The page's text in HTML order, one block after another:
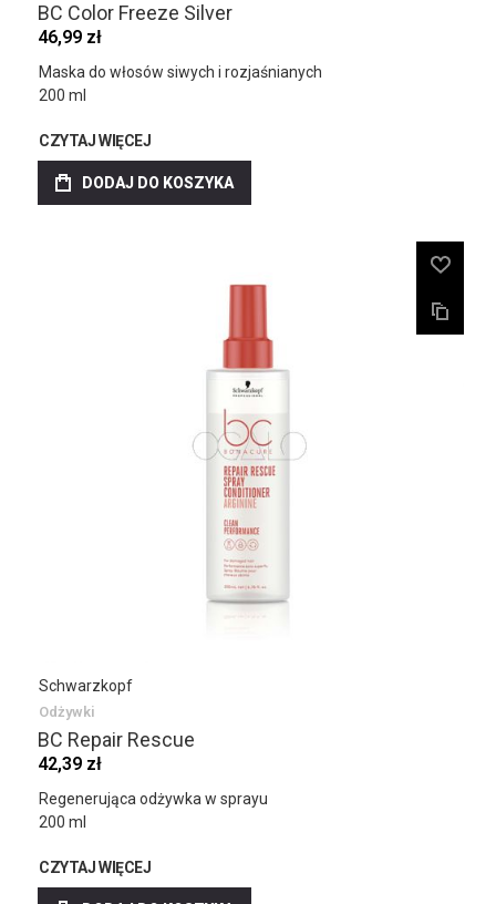
BC Color Freeze Silver
46,99 zł
Maska do włosów siwych i rozjaśnianych
200 ml
CZYTAJ WIĘCEJ
DODAJ DO KOSZYKA
Schwarzkopf
Odżywki
BC Repair Rescue
42,39 zł
Regenerująca odżywka w sprayu
200 ml
CZYTAJ WIĘCEJ